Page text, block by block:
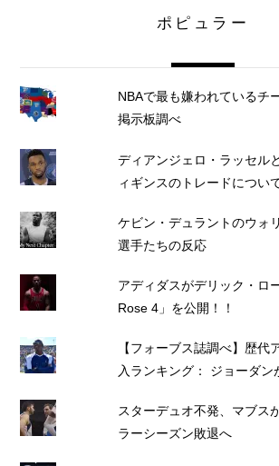
ポピュラー
NBAで最も嫌われている
掲示板調べ
ディアンジェロ・ラッセル
ィギンスのトレードについ
ケビン・デュラントのウォ
選手たちの反応
アディダスがデリック・ロ
Rose 4」を公開！！
【フォーブス誌調べ】歴代
入ランキング： ジョーダン
スターデュオ不発、マブス
ラーシーズン敗退へ